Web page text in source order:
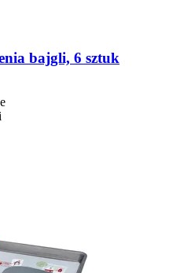
bajgli, 6 sztuk